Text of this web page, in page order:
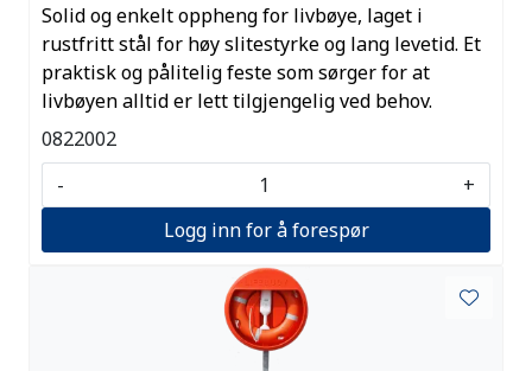
Solid og enkelt oppheng for livbøye, laget i
rustfritt stål for høy slitestyrke og lang levetid. Et
praktisk og pålitelig feste som sørger for at
livbøyen alltid er lett tilgjengelig ved behov.
0822002
-
+
Logg inn for å forespør